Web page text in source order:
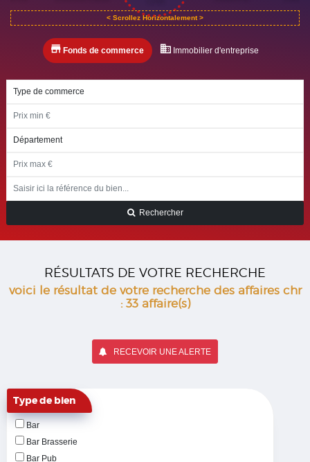
Fonds de commerce Immobilier d'entreprise
Rechercher
RÉSULTATS DE VOTRE RECHERCHE
voici le résultat de votre recherche des affaires chr
: 33 affaire(s)
RECEVOIR UNE ALERTE
Type de bien
Bar
Bar Brasserie
Bar Pub